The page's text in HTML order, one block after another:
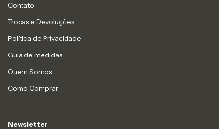
Contato
Trocas e Devoluções
Política de Privacidade
Guia de medidas
Quem Somos
Como Comprar
Newsletter